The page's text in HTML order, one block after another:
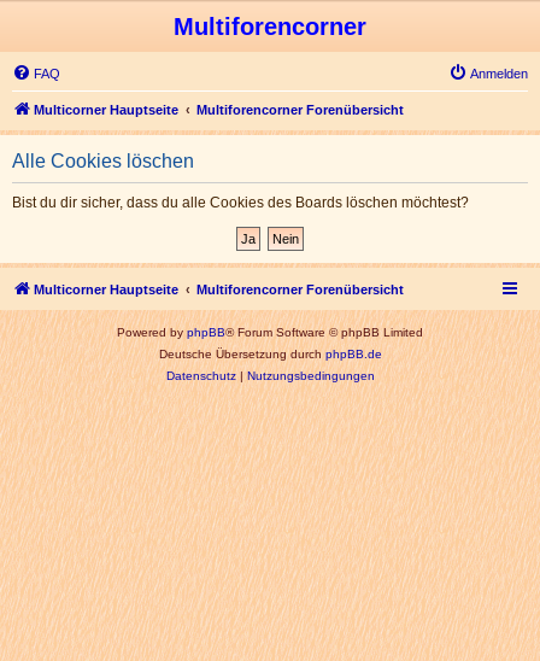
Multiforencorner
FAQ Anmelden
Multicorner Hauptseite Multiforencorner Forenübersicht
Alle Cookies löschen
Bist du dir sicher, dass du alle Cookies des Boards löschen möchtest?
Multicorner Hauptseite Multiforencorner Forenübersicht
Powered byphpBB® Forum Software © phpBB Limited
Deutsche Übersetzung durchphpBB.de
Datenschutz|Nutzungsbedingungen